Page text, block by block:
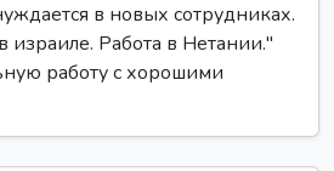
в новых сотрудниках.
израиле. Работа в Нетании."
работу с хорошими